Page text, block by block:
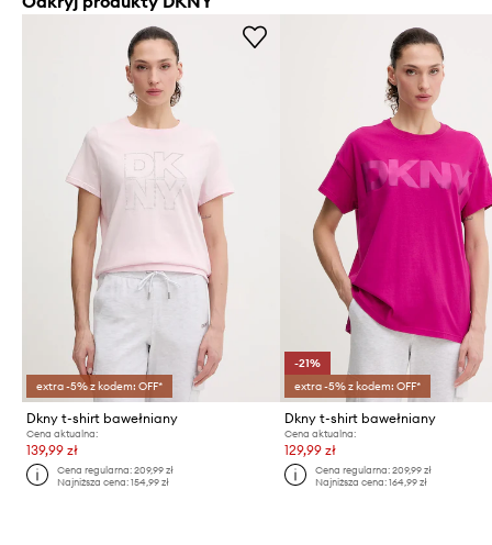
extra -5% z kodem: OFF*
Dkny t-shirt bawełniany
Cena aktualna:
139,99 zł
Cena regularna:209,99 zł
Najniższa cena:154,99 zł
-21%
extra -5% z kodem: OFF*
Dkny t-shirt bawełniany
Cena aktualna:
129,99 zł
Cena regularna: 209,99 zł
Najniższa cena: 164,99 zł